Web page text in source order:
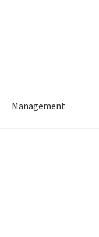
Management